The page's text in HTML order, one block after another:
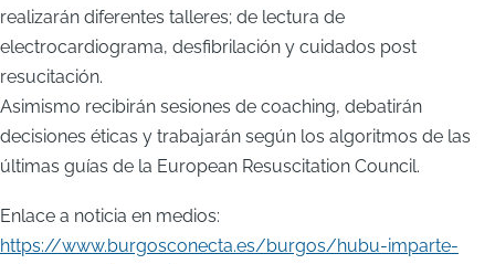
realizarán diferentes talleres; de lectura de
electrocardiograma, desfibrilación y cuidados post
resucitación.
Asimismo recibirán sesiones de coaching, debatirán
decisiones éticas y trabajarán según los algoritmos de las
últimas guías de la European Resuscitation Council.
Enlace a noticia en medios:
https://www.burgosconecta.es/burgos/hubu-imparte-